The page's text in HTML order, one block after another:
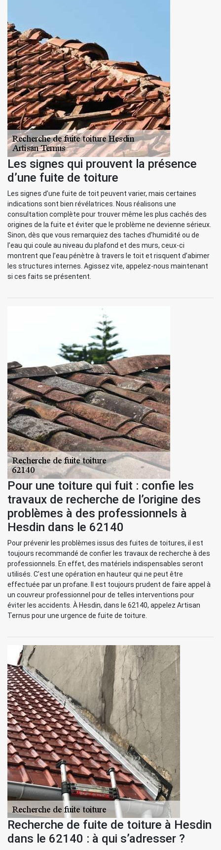
Les signes qui prouvent la présence
d’une fuite de toiture
Les signes d’une fuite de toit peuvent varier, mais certaines
indications sont bien révélatrices. Nous réalisons une
consultation complète pour trouver même les plus cachés des
origines de la fuite et éviter que le problème ne devienne sérieux.
Sinon, dès que vous remarquiez des taches d’humidité ou de
l’eau qui coule au niveau du plafond et des murs, ceux-ci
montrent que l’eau pénètre à travers le toit et risquent d’abimer
les structures internes. Agissez vite, appelez-nous maintenant
si ces faits se présentent.
Pour une toiture qui fuit : confie les
travaux de recherche de l’origine des
problèmes à des professionnels à
Hesdin dans le 62140
Pour prévenir les problèmes issus des fuites de toitures, il est
toujours recommandé de confier les travaux de recherche à des
professionnels. En effet, des matériels indispensables seront
utilisés. C’est une opération en hauteur qui ne peut être
effectuée par un profane. Il est toujours prudent de faire appel à
un couvreur professionnel pour de telles interventions pour
éviter les accidents. À Hesdin, dans le 62140, appelez Artisan
Ternus pour une urgence de fuite de toiture.
Recherche de fuite de toiture à Hesdin
dans le 62140 : à qui s’adresser ?